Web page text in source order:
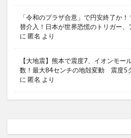
「令和のプラザ合意」で円安終了か
替介入！日本が世界恐慌のトリガー
に 匿名 より
【大地震】熊本で震度7、イオンモー
数！最大84センチの地殻変動 震度5
に 匿名 より